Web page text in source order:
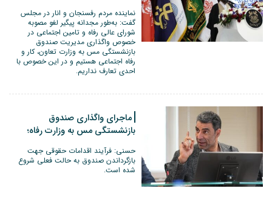
نماینده مردم رفسنجان و انار در مجلس
گفت: به‌طور مجدانه پیگیر لغو مصوبه
شورای عالی رفاه و تامین اجتماعی در
خصوص واگذاری مدیریت صندوق
بازنشستگی مس به وزارت تعاون، کار و
رفاه اجتماعی هستیم و در این خصوص با
احدی تعارف نداریم.
ماجرای واگذاری صندوق
بازنشستگی مس به وزارت رفاه؛
حسنی: فرآیند اقدامات حقوقی جهت
بازگرداندن صندوق به حالت فعلی شروع
شده است.